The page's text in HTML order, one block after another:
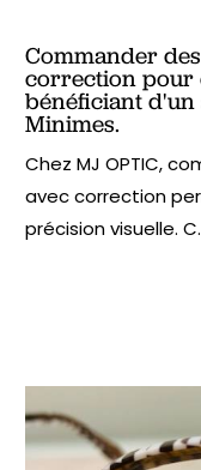
Commander
correction pour
bénéficiant d'un
Minimes.
Chez MJ OPTIC,
avec correction
précision visuelle.